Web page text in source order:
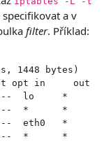
a v
filter. Příklad:
1448 bytes)
opt in
--  lo     *
--  *      *
eth0   *
--  *      *